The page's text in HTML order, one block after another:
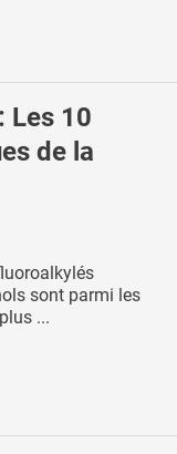
Les 10
de la
sont parmi les
...